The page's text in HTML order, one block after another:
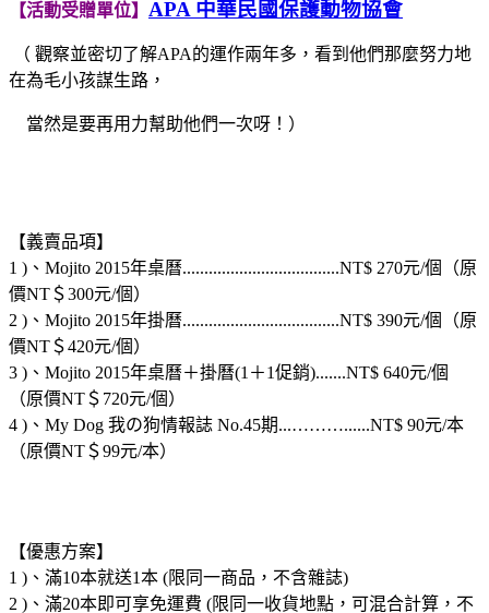
【活動受贈單位】 APA 中華民國保護動物協會
（ 觀察並密切了解APA的運作兩年多，看到他們那麼努力地
在為毛小孩謀生路，
當然是要再用力幫助他們一次呀！）
【義賣品項】
1 )、Mojito 2015年桌曆....................................NT$ 270元/個（原
價NT＄300元/個）
2 )、Mojito 2015年掛曆....................................NT$ 390元/個（原
價NT＄420元/個）
3 )、Mojito 2015年桌曆＋掛曆(1＋1促銷).......NT$ 640元/個
（原價NT＄720元/個）
4 )、My Dog 我の狗情報誌 No.45期...………......NT$ 90元/本
（原價NT＄99元/本）
【優惠方案】
1 )、滿10本就送1本 (限同一商品，不含雜誌)
2 )、滿20本即可享免運費 (限同一收貨地點，可混合計算，不